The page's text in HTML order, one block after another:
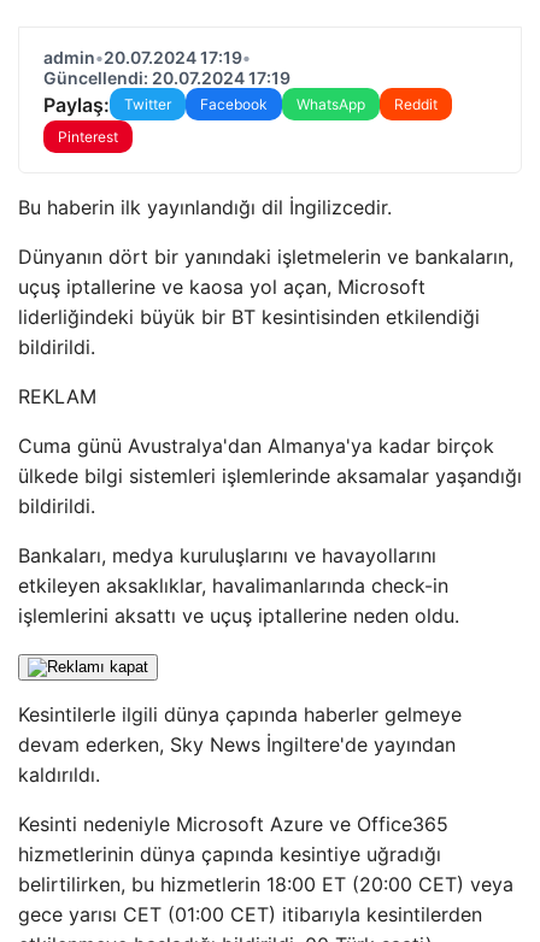
admin•20.07.2024 17:19•
Güncellendi: 20.07.2024 17:19
Paylaş: Twitter Facebook WhatsApp
Reddit
Pinterest
Bu haberin ilk yayınlandığı dil İngilizcedir.
Dünyanın dört bir yanındaki işletmelerin ve bankaların,
uçuş iptallerine ve kaosa yol açan, Microsoft
liderliğindeki büyük bir BT kesintisinden etkilendiği
bildirildi.
REKLAM
Cuma günü Avustralya'dan Almanya'ya kadar birçok
ülkede bilgi sistemleri işlemlerinde aksamalar yaşandığı
bildirildi.
Bankaları, medya kuruluşlarını ve havayollarını
etkileyen aksaklıklar, havalimanlarında check-in
işlemlerini aksattı ve uçuş iptallerine neden oldu.
Kesintilerle ilgili dünya çapında haberler gelmeye
devam ederken, Sky News İngiltere'de yayından
kaldırıldı.
Kesinti nedeniyle Microsoft Azure ve Office365
hizmetlerinin dünya çapında kesintiye uğradığı
belirtilirken, bu hizmetlerin 18:00 ET (20:00 CET) veya
gece yarısı CET (01:00 CET) itibarıyla kesintilerden